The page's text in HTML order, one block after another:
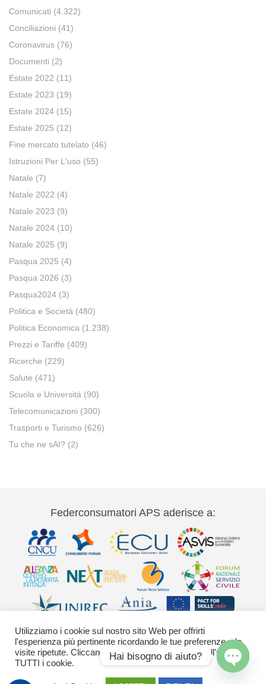
Comunicati (4.322)
Conciliazioni (41)
Coronavirus (76)
Documenti (2)
Estate 2022 (11)
Estate 2023 (19)
Estate 2024 (15)
Estate 2025 (12)
Fine mercato tutelato (46)
Istruzioni Per L'uso (55)
Natale (7)
Natale 2022 (4)
Natale 2023 (9)
Natale 2024 (10)
Natale 2025 (9)
Pasqua 2025 (4)
Pasqua 2026 (3)
Pasqua2024 (3)
Politica e Società (480)
Politica Economica (1.238)
Prezzi e Tariffe (409)
Ricerche (229)
Salute (471)
Scuola e Università (90)
Telecomunicazioni (300)
Trasporti e Turismo (626)
Tu che ne sAI? (2)
Federconsumatori APS aderisce a:
Via Palestro 11 00185 Roma - tel 06
Utilizziamo i cookie sul nostro sito Web per offrirti
l'esperienza più pertinente ricordando le tue preferenze e le
visite ripetute. Cliccando su "Accetta" acconsenti all'uso di
TUTTI i cookie.
Hai bisogno di aiuto?